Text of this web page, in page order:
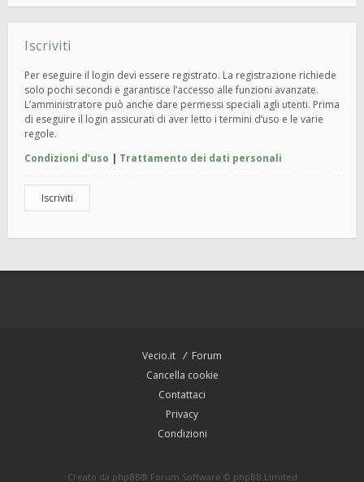
Iscriviti
Per eseguire il login devi essere registrato. La registrazione richiede
solo pochi secondi e garantisce l’accesso alle funzioni avanzate.
L’amministratore può anche dare permessi speciali agli utenti. Prima
di eseguire il login assicurati di aver letto i termini d’uso e le varie
regole.
Condizioni d’uso | Trattamento dei dati personali
Iscriviti
Vecio.it
Forum
Cancella cookie
Contattaci
Privacy
Condizioni
Creato da phpBB® Forum Software © phpBB Limited